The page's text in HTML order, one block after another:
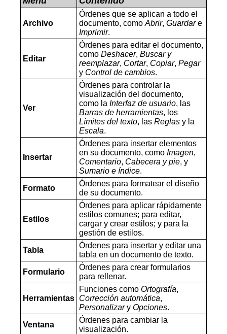
Archivo
Órdenes que se aplican a todo el
documento, como Abrir, Guardare
Imprimir.
Editar
Órdenes para editar el documento,
como Deshacer, Buscar y
reemplazar, Cortar, Copiar, Pegar
y Control de cambios.
Ver
Órdenes para controlar la
visualización del documento,
como la Interfaz de usuario, las
Barras de herramientas, los
Límites del texto, las Reglas y la
Escala.
Insertar
Órdenes para insertar elementos
en su documento, como Imagen,
Comentario, Cabecera y pie, y
Sumario e índice.
Formato
Órdenes para formatear el diseño
de su documento.
Estilos
Órdenes para aplicar rápidamente
estilos comunes; para editar,
cargar y crear estilos; y para la
gestión de estilos.
Tabla
Órdenes para insertar y editar una
tabla en un documento de texto.
Formulario
Órdenes para crear formularios
para rellenar.
Herramientas
Funciones como Ortografía,
Corrección automática,
Personalizary Opciones.
Ventana
Órdenes para cambiar la
visualización.